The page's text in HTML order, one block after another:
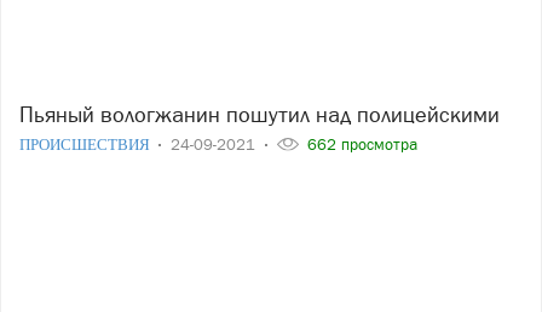
Пьяный вологжанин пошутил над полицейскими
ПРОИСШЕСТВИЯ 24-09-2021 662 просмотра